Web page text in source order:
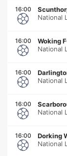
16:00
National
16:00 Woking
National
16:00
National
16:00
National
16:00 Dorking
National